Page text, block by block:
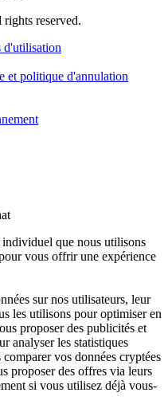
reserved.
d'utilisation
et politique d'annulation
individuel que nous utilisons
vous offrir une expérience
sur nos utilisateurs, leur
les utilisons pour optimiser en
proposer des publicités et
analyser les statistiques
vos données cryptées
proposer des offres via leurs
si vous utilisez déjà vous-